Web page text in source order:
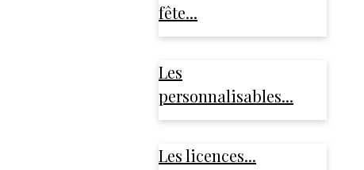
fête...
Les
personnalisables...
Les licences...